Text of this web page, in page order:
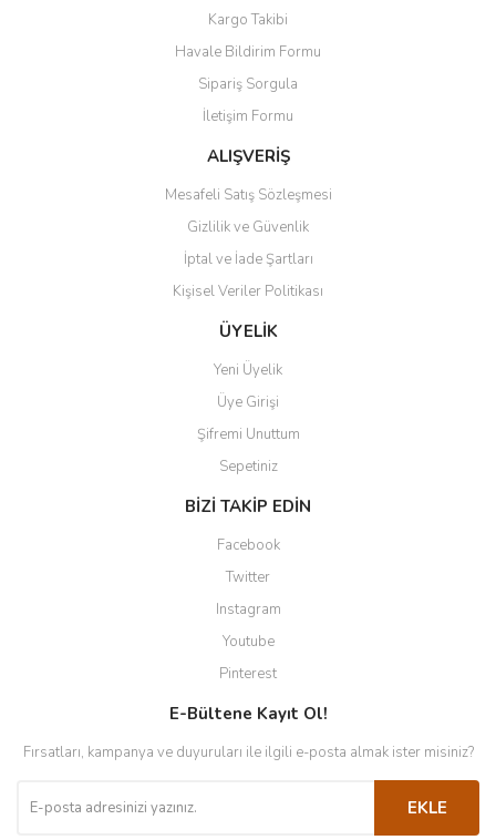
Ürün resmi kalitesiz, bozuk veya görüntülenemiyor.
Ürün açıklamasında eksik bilgiler bulunuyor.
Ürün bilgilerinde hatalar bulunuyor.
Ürün fiyatı diğer sitelerden daha pahalı.
Bu ürüne benzer farklı alternatifler olmalı.
Gönder
Kargo Takibi
Havale Bildirim Formu
Sipariş Sorgula
İletişim Formu
ALIŞVERİŞ
Mesafeli Satış Sözleşmesi
Gizlilik ve Güvenlik
İptal ve İade Şartları
Kişisel Veriler Politikası
ÜYELİK
Yeni Üyelik
Üye Girişi
Şifremi Unuttum
Sepetiniz
BİZİ TAKİP EDİN
Facebook
Twitter
Instagram
Youtube
Pinterest
E-Bültene Kayıt Ol!
Fırsatları, kampanya ve duyuruları ile ilgili e-posta almak ister misiniz?
EKLE